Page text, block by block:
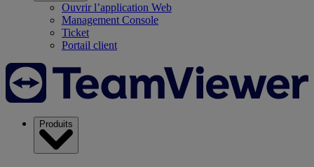
Ouvrir l’application Web
Management Console
Ticket
Portail client
Produits